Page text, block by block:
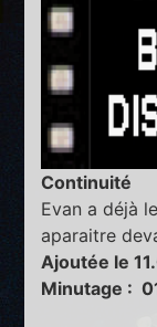
Continuité
Evan a déjà
aparaitre
Ajoutée le
Minutage :